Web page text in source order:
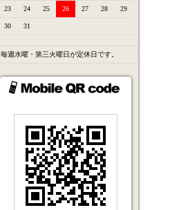
23 24 25 26 27 28 29
30 31
毎週水曜・第三火曜日が定休日です。